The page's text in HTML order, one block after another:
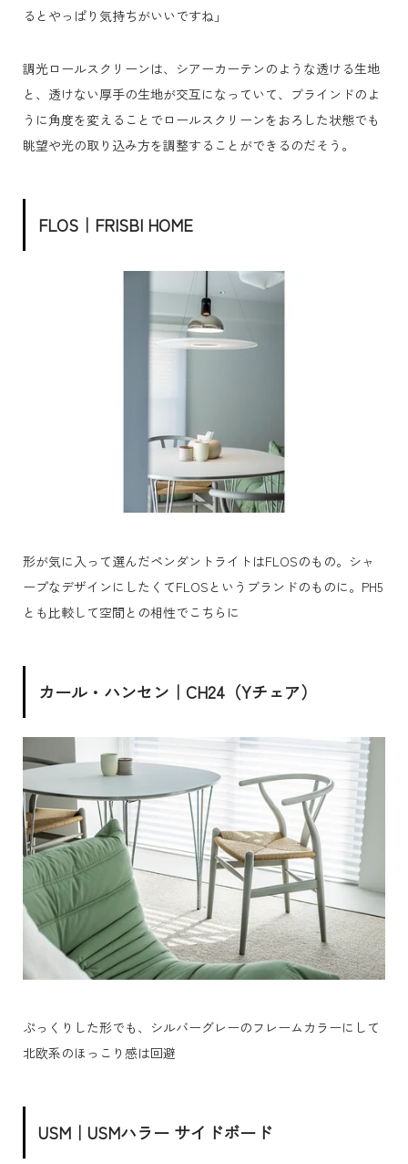
るとやっぱり気持ちがいいですね」
調光ロールスクリーンは、シアーカーテンのような透ける生地
と、透けない厚手の生地が交互になっていて、ブラインドのよ
うに角度を変えることでロールスクリーンをおろした状態でも
眺望や光の取り込み方を調整することができるのだそう。
FLOS｜FRISBI HOME
形が気に入って選んだペンダントライトはFLOSのもの。シャ
ープなデザインにしたくてFLOSというブランドのものに。PH5
とも比較して空間との相性でこちらに
カール・ハンセン｜CH24（Yチェア）
ぷっくりした形でも、シルバーグレーのフレームカラーにして
北欧系のほっこり感は回避
USM｜USMハラー サイドボード